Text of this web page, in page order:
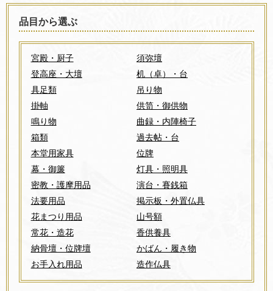
品目から選ぶ
宮殿・厨子
須弥壇
登高座・大壇
机（卓）・台
具足類
吊り物
掛軸
供笥・御供物
鳴り物
曲録・内陣椅子
箱類
過去帖・台
本堂用家具
位牌
幕・御簾
灯具・照明具
密教・護摩用品
演台・賽銭箱
法要用品
掲示板・外置仏具
花まつり用品
山号額
常花・造花
香供養具
納骨壇・位牌壇
かばん・履き物
お手入れ用品
造作仏具